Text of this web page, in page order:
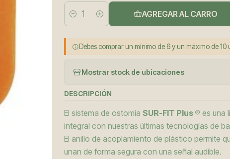
Cantidad
AGREGAR AL CARRO
Debes comprar un mínimo de 6 y un máximo de 10
Mostrar stock de ubicaciones
DESCRIPCIÓN
El sistema de ostomía SUR-FIT Plus ® es una
integral con nuestras últimas tecnologías de
El anillo de acoplamiento de plástico permite
unan de forma segura con una señal audible.